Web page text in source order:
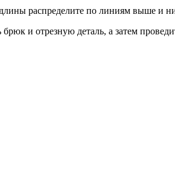
распределите по линиям выше и
и отрезную деталь, а затем